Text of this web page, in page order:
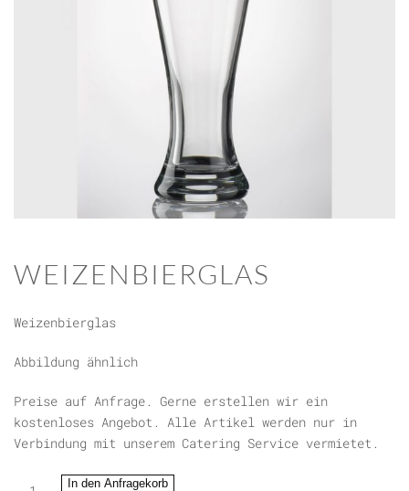
WEIZENBIERGLAS
Weizenbierglas
Abbildung ähnlich
Preise auf Anfrage. Gerne erstellen wir ein
kostenloses Angebot. Alle Artikel werden nur in
Verbindung mit unserem Catering Service vermietet.
WeizenbierglasIn den Anfragekorb